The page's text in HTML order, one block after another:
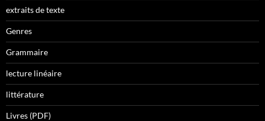
extraits de texte
Genres
Grammaire
lecture linéaire
littérature
Livres (PDF)